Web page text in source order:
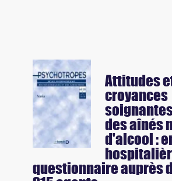
Attitudes
croyances
des aînés
d'alcool :
questionnaire auprès